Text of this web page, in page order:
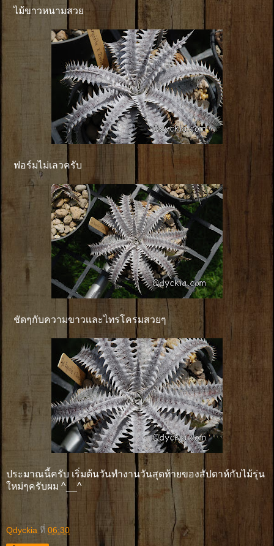
ไม้ขาวหนามสวย
ฟอร์มไม่เลวครับ
ชัดๆกับความขาวเเละไทรโครมสวยๆ
ประมาณนี้ครับ เริ่มต้นวันทำงานวันสุดท้ายของสัปดาห์กับไม้รุ่น
ใหม่ๆครับผม ^__^
Qdyckia ที่ 06:30